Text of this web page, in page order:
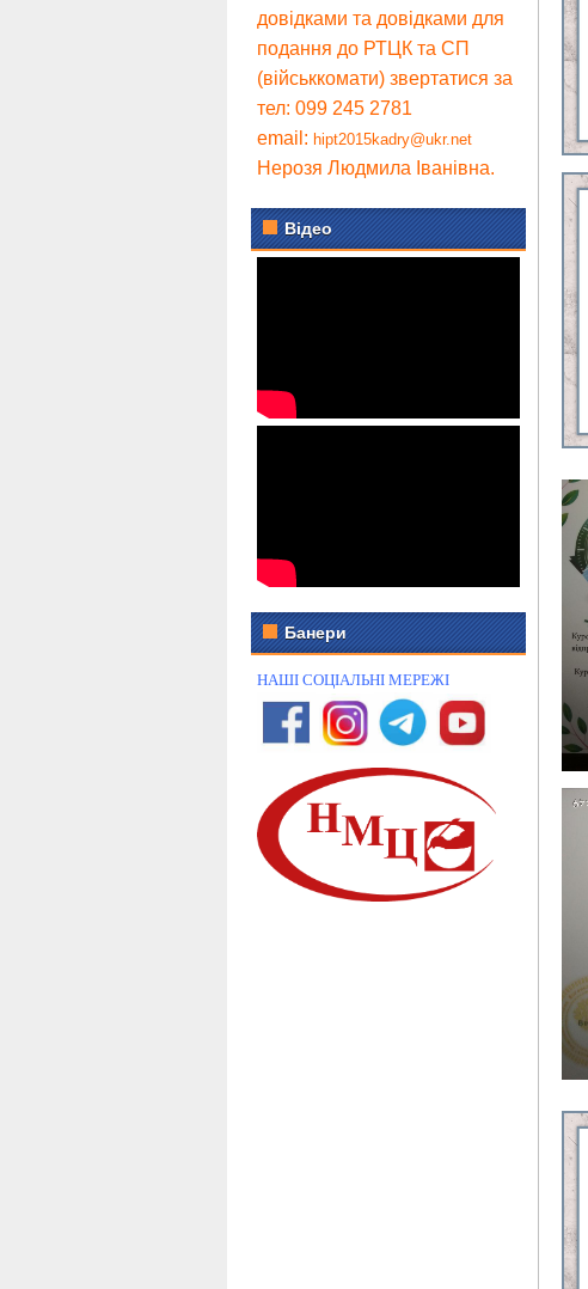
довідками та довідками для
подання до РТЦК та СП
(військкомати) звертатися за
тел: 099 245 2781
email: hipt2015kadry@ukr.net
Нерозя Людмила Іванівна.
Відео
Банери
НАШІ СОЦІАЛЬНІ МЕРЕЖІ